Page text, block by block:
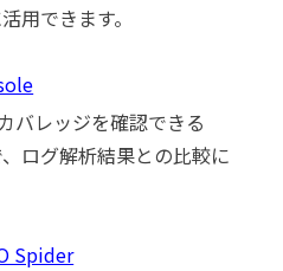
用できます。
バレッジを確認できる
ログ解析結果との比較に
Spider